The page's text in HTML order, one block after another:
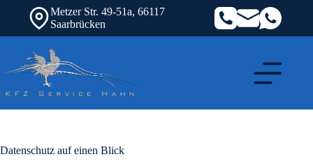
springen
Metzer Str. 49-51a, 66117
Saarbrücken
Datenschutz auf einen Blick